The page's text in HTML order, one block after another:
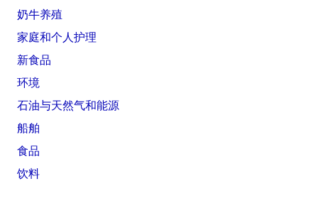
奶牛养殖
家庭和个人护理
新食品
环境
石油与天然气和能源
船舶
食品
饮料